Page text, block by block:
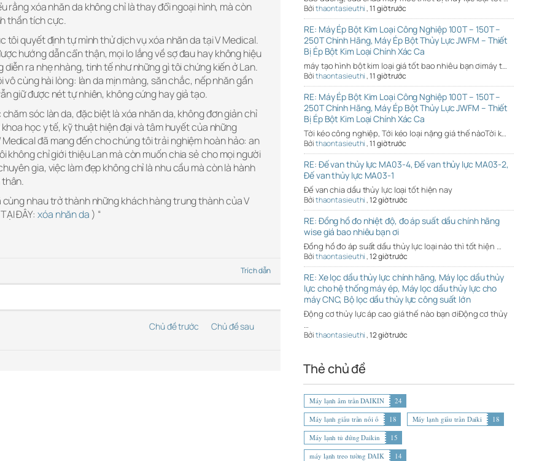
rằng xóa nhăn da không chỉ là thay đổi ngoại hình, mà còn
thần tích cực.
tôi quyết định tự mình thử dịch vụ xóa nhăn da tại V Medical.
hướng dẫn cẩn thận, mọi lo lắng về sợ đau hay không hiệu
ra nhẹ nhàng, tinh tế như những gì tôi chứng kiến ở Lan.
vô cùng hài lòng: làn da mịn màng, săn chắc, nếp nhăn gần
giữ được nét tự nhiên, không cứng hay giả tạo.
sóc làn da, đặc biệt là xóa nhăn da, không đơn giản chỉ
khoa học y tế, kỹ thuật hiện đại và tâm huyết của những
đã mang đến cho chúng tôi trải nghiệm hoàn hảo: an
không chỉ giới thiệu Lan mà còn muốn chia sẻ cho mọi người
gia, việc làm đẹp không chỉ là nhu cầu mà còn là hành
cùng nhau trở thành những khách hàng trung thành của V
ĐÂY: xóa nhăn da ) “
Trích dẫn
Chủ đề trước Chủ đề sau
Bởithaontasieuthi,11 giờ trước
RE: Máy Ép Bột Kim Loại Công Nghiệp 100T – 150T –
250T Chính Hãng, Máy Ép Bột Thủy Lực JWFM – Thiết
Bị Ép Bột Kim Loại Chính Xác Ca
máy tạo hình bột kim loại giá tốt bao nhiêu bạn ơimáy t…
Bởithaontasieuthi,11 giờ trước
RE: Máy Ép Bột Kim Loại Công Nghiệp 100T – 150T –
250T Chính Hãng, Máy Ép Bột Thủy Lực JWFM – Thiết
Bị Ép Bột Kim Loại Chính Xác Ca
Tời kéo công nghiệp, Tới kéo loại nặng giá thế nàoTời k…
Bởithaontasieuthi,11 giờ trước
RE: Đế van thủy lực MA03-4, Đế van thủy lực MA03-2,
Đế van thủy lực MA03-1
Đế van chia dầu thủy lực loại tốt hiện nay
Bởithaontasieuthi,12 giờ trước
RE: Đồng hồ đo nhiệt độ, đo áp suất dầu chính hãng
wise giá bao nhiêu bạn ơi
Đồng hồ đo áp suất dầu thủy lực loại nào thì tốt hiện …
Bởithaontasieuthi,12 giờ trước
RE: Xe lọc dầu thủy lực chính hãng, Máy lọc dầu thủy
lực cho hệ thống máy ép, Máy lọc dầu thủy lực cho
máy CNC, Bộ lọc dầu thủy lực công suất lớn
Động cơ thủy lực áp cao giá thế nào bạn ơiĐộng cơ thủy
…
Bởithaontasieuthi,12 giờ trước
Thẻ chủ đề
Máy lạnh âm trần DAIKIN
24
Máy lạnh giấu trần nối ố
18 Máy lạnh giấu trần Daiki
18
Máy lạnh tủ đứng Daikin
15
máy lạnh treo tường DAIK
14